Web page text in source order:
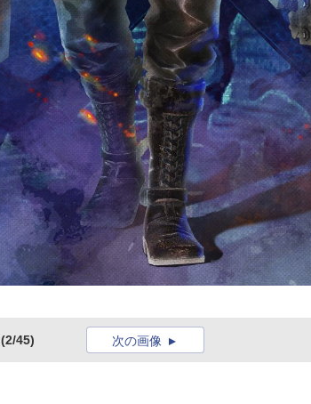
(2/45) 次の画像